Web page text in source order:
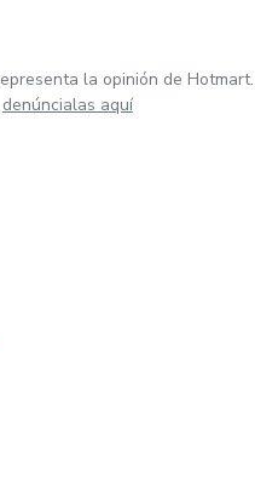
la opinión de Hotmart.
denúncialas aquí